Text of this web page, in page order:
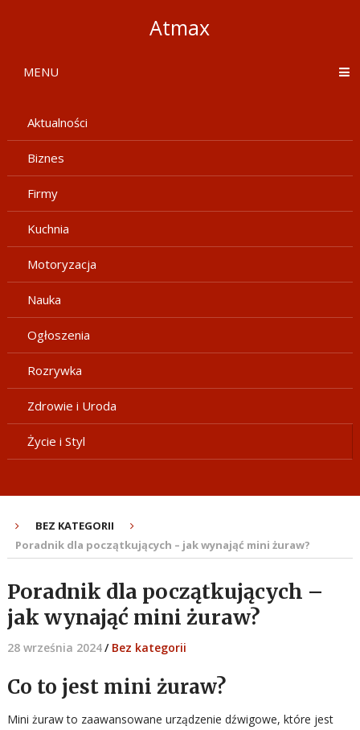
Atmax
MENU
Aktualności
Biznes
Firmy
Kuchnia
Motoryzacja
Nauka
Ogłoszenia
Rozrywka
Zdrowie i Uroda
Życie i Styl
BEZ KATEGORII
Poradnik dla początkujących – jak wynająć mini żuraw?
Poradnik dla początkujących –
jak wynająć mini żuraw?
28 września 2024/ Bez kategorii
Co to jest mini żuraw?
Mini żuraw to zaawansowane urządzenie dźwigowe, które jest